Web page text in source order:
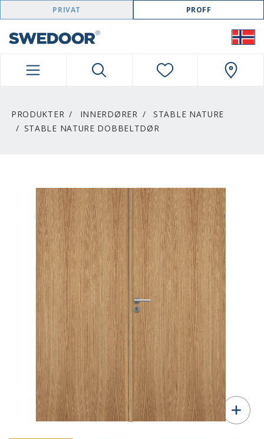
SWEDOOR NAVIGATION
PRIVAT PROFF
PRODUKTER INNERDØRER
STABLE NATURE
STABLE NATURE DOBBELTDØR